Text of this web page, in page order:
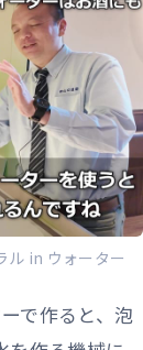
ル in ウォーター
で作ると、泡